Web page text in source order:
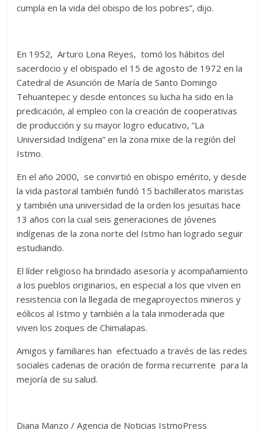
cumpla en la vida del obispo de los pobres”, dijo.
En 1952, Arturo Lona Reyes, tomó los hábitos del
sacerdocio y el obispado el 15 de agosto de 1972 en la
Catedral de Asunción de María de Santo Domingo
Tehuantepec y desde entonces su lucha ha sido en la
predicación, al empleo con la creación de cooperativas
de producción y su mayor logro educativo, “La
Universidad Indígena” en la zona mixe de la región del
Istmo.
En el año 2000, se convirtió en obispo emérito, y desde
la vida pastoral también fundó 15 bachilleratos maristas
y también una universidad de la orden los jesuitas hace
13 años con la cual seis generaciones de jóvenes
indígenas de la zona norte del Istmo han logrado seguir
estudiando.
El líder religioso ha brindado asesoría y acompañamiento
a los pueblos originarios, en especial a los que viven en
resistencia con la llegada de megaproyectos mineros y
eólicos al Istmo y también a la tala inmoderada que
viven los zoques de Chimalapas.
Amigos y familiares han efectuado a través de las redes
sociales cadenas de oración de forma recurrente para la
mejoría de su salud.
Diana Manzo / Agencia de Noticias IstmoPress